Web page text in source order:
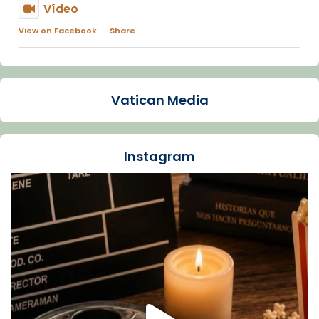
Vídeo
View on Facebook · Share
Arquebisbat de Barcelona
La Carmina va patir depressió. Fa gairebé
dos mesos, a l'Estadi Lluís Companys, la
Recupera l'entrevista comp
Vatican
tican News 👇
www.vaticannews.va/es/iglesia/news/2026-
07/carmina-historia-depresion-papa-viaje-
espana-testimoni...
Foto
View on Facebook · Share
Vatican Media
Instagram